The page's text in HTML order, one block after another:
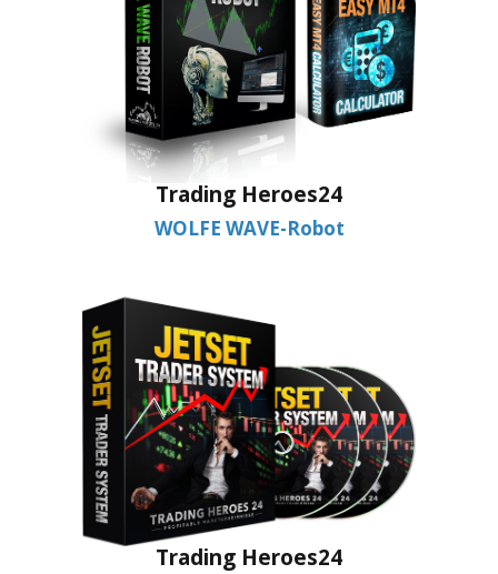
Trading Heroes24
WOLFE WAVE-Robot
Trading Heroes24